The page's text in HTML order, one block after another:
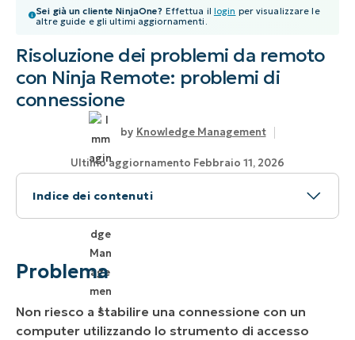
Sei già un cliente NinjaOne? Effettua il login per visualizzare le
altre guide e gli ultimi aggiornamenti.
Risoluzione dei problemi da remoto
con Ninja Remote: problemi di
connessione
Knowledge Management
Ultimo aggiornamento Febbraio 11, 2026
Indice dei contenuti
Problema
Risoluzione
Problema
Non riesco a stabilire una connessione con un
computer utilizzando lo strumento di accesso